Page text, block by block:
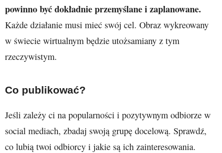
powinno być dokładnie przemyślane i zaplanowane.
Każde działanie musi mieć swój cel. Obraz wykreowany
w świecie wirtualnym będzie utożsamiany z tym
rzeczywistym.
Co publikować?
Jeśli zależy ci na popularności i pozytywnym odbiorze w
social mediach, zbadaj swoją grupę docelową. Sprawdź,
co lubią twoi odbiorcy i jakie są ich zainteresowania.